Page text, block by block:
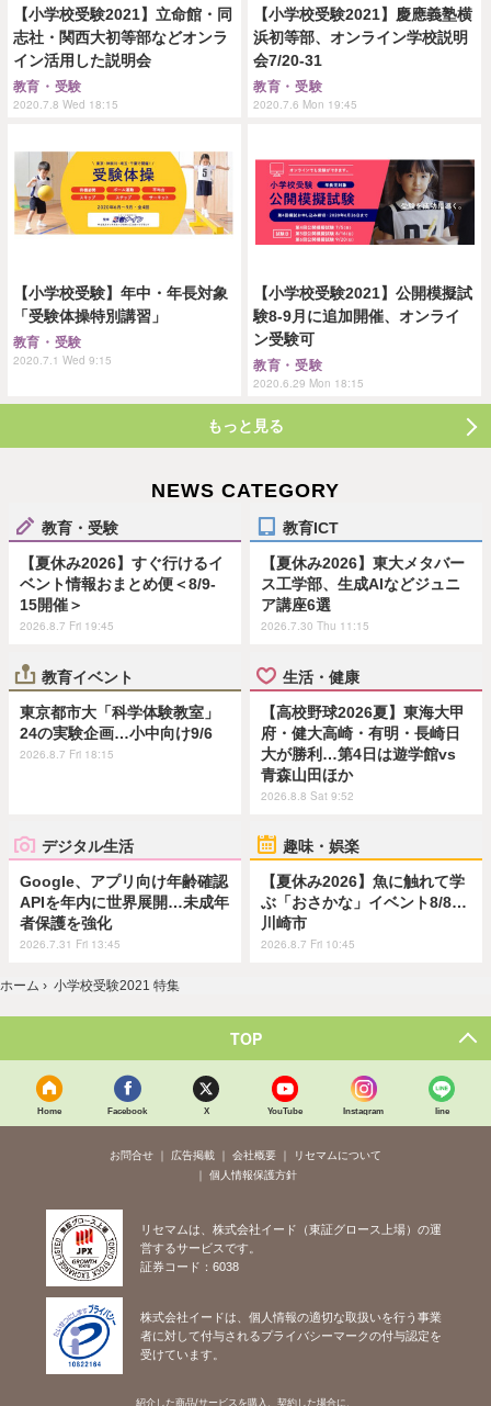
【小学校受験2021】立命館・同
志社・関西大初等部などオンラ
イン活用した説明会
教育・受験
2020.7.8 Wed 18:15
【小学校受験2021】慶應義塾横
浜初等部、オンライン学校説明
会7/20-31
教育・受験
2020.7.6 Mon 19:45
【小学校受験】年中・年長対象
「受験体操特別講習」
教育・受験
2020.7.1 Wed 9:15
【小学校受験2021】公開模擬試
験8-9月に追加開催、オンライ
ン受験可
教育・受験
2020.6.29 Mon 18:15
もっと見る
NEWS CATEGORY
教育・受験
【夏休み2026】すぐ行けるイ
ベント情報おまとめ便＜8/9-
15開催＞
2026.8.7 Fri 19:45
教育ICT
【夏休み2026】東大メタバー
ス工学部、生成AIなどジュニ
ア講座6選
2026.7.30 Thu 11:15
教育イベント
東京都市大「科学体験教室」
24の実験企画…小中向け9/6
2026.8.7 Fri 18:15
生活・健康
【高校野球2026夏】東海大甲
府・健大高崎・有明・長崎日
大が勝利…第4日は遊学館vs
青森山田ほか
2026.8.8 Sat 9:52
デジタル生活
Google、アプリ向け年齢確認
APIを年内に世界展開…未成年
者保護を強化
2026.7.31 Fri 13:45
趣味・娯楽
【夏休み2026】魚に触れて学
ぶ「おさかな」イベント8/8…
川崎市
2026.8.7 Fri 10:45
ホーム › 小学校受験2021 特集
TOP
Home Facebook X YouTube Instagram line
お問合せ 広告掲載 会社概要
リセマムについて
個人情報保護方針
リセマムは、株式会社イード（東証グロース上場）の運
営するサービスです。
証券コード：6038
株式会社イードは、個人情報の適切な取扱いを行う事業
者に対して付与されるプライバシーマークの付与認定を
受けています。
紹介した商品/サービスを購入、契約した場合に、